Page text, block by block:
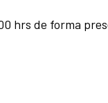
hrs de forma